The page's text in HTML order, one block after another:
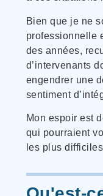
Bien que je ne
professionnelle
des années,
d’intervenants
engendrer une
sentiment
Mon espoir est
qui pourraient
les plus